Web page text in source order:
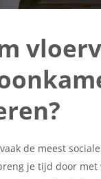
de meest
je tijd door